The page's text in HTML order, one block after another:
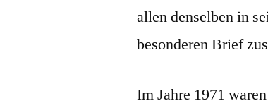
allen denselben in
besonderen Brief
Im Jahre 1971